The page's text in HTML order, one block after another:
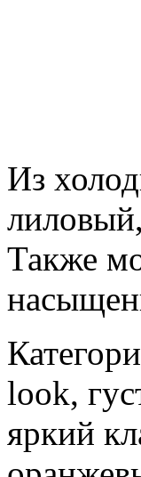
Из
Также
look,
яркий